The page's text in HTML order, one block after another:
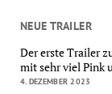
NEUE TRAILER
Der erste Trailer
mit sehr viel Pink
4. DEZEMBER 2023